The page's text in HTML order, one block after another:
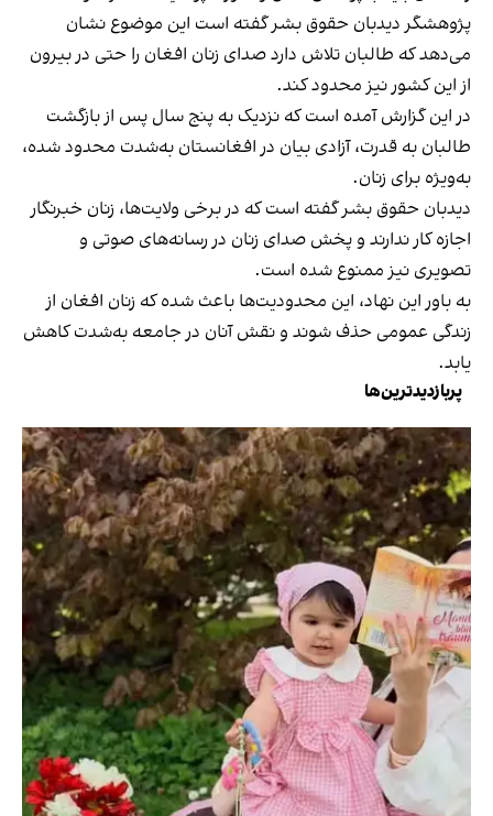
پژوهشگر دیدبان حقوق بشر گفته است این موضوع نشان
می‌دهد که طالبان تلاش دارد صدای زنان افغان را حتی در بیرون
از این کشور نیز محدود کند.
در این گزارش آمده است که نزدیک به پنج سال پس از بازگشت
طالبان به قدرت، آزادی بیان در افغانستان به‌شدت محدود شده،
به‌ویژه برای زنان.
دیدبان حقوق بشر گفته است که در برخی ولایت‌ها، زنان خبرنگار
اجازه کار ندارند و پخش صدای زنان در رسانه‌های صوتی و
تصویری نیز ممنوع شده است.
به باور این نهاد، این محدودیت‌ها باعث شده که زنان افغان از
زندگی عمومی حذف شوند و نقش آنان در جامعه به‌شدت کاهش
یابد.
پربازدیدترین‌ها